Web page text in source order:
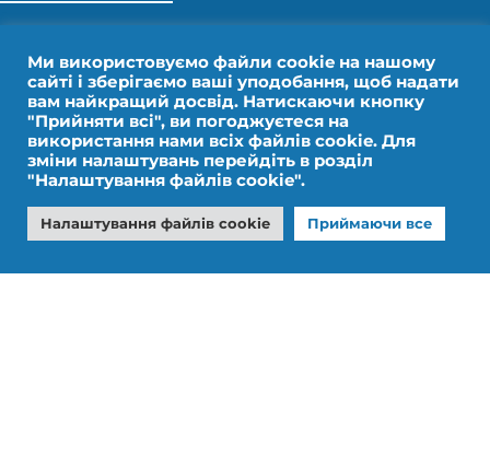
Юридичне повідомлення
Персональні дані
Дизайн від IMPALA
Ми використовуємо файли cookie на нашому
сайті і зберігаємо ваші уподобання, щоб надати
вам найкращий досвід. Натискаючи кнопку
"Прийняти всі", ви погоджуєтеся на
використання нами всіх файлів cookie. Для
зміни налаштувань перейдіть в розділ
"Налаштування файлів cookie".
Налаштування файлів cookie Приймаючи все